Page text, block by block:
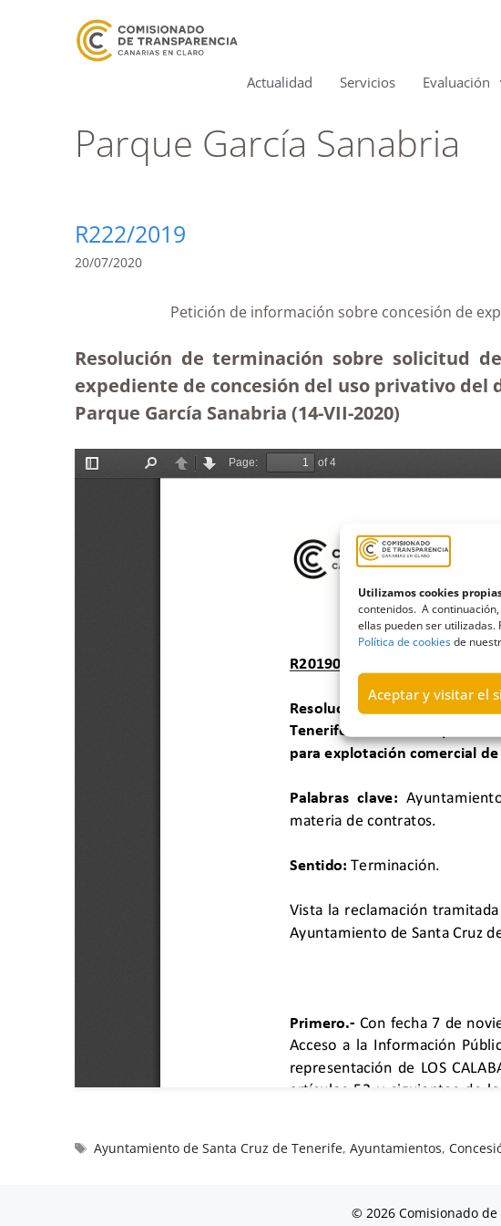
Utilizamos cookies
contenidos. A
ellas pueden ser
Política de cookiesde
Aceptar y visitar el
Actualidad Servicios Evaluación
Parque García Sanabria
R222/2019
20/07/2020
Petición de información sobre concesión de
Resolución de terminación sobre solicitud
expediente de concesión del uso privativo
Parque García Sanabria (14-VII-2020)
Ayuntamiento de Santa Cruz de Tenerife,Ayuntamientos,
© 2026 Comisionado